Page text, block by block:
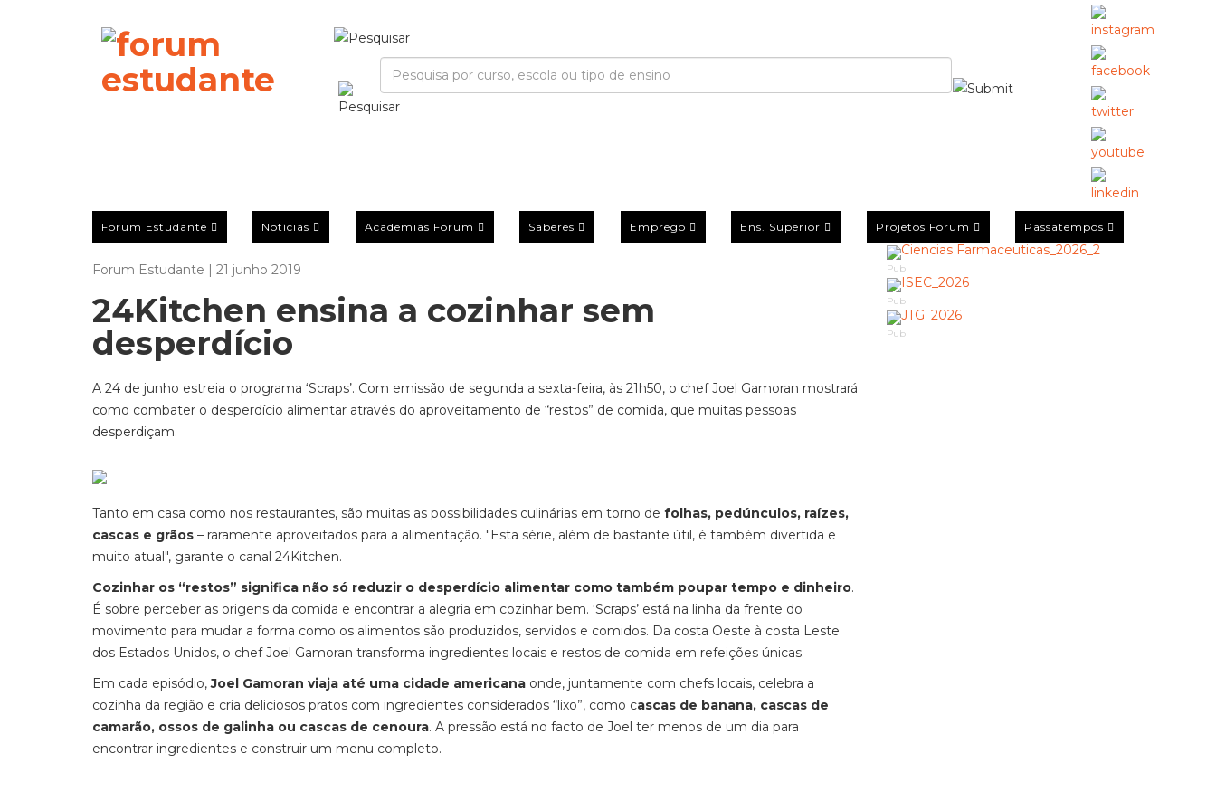
Forum Estudante Notícias Academias Forum Saberes Emprego Ens. Superior Projetos Forum Passatempos
Forum Estudante | 21 junho 2019
24Kitchen ensina a cozinhar sem
desperdício
A 24 de junho estreia o programa ‘Scraps’. Com emissão de segunda a sexta-feira, às 21h50, o chef Joel Gamoran mostrará
como combater o desperdício alimentar através do aproveitamento de “restos” de comida, que muitas pessoas
desperdiçam.
Tanto em casa como nos restaurantes, são muitas as possibilidades culinárias em torno de folhas, pedúnculos, raízes,
cascas e grãos – raramente aproveitados para a alimentação. "Esta série, além de bastante útil, é também divertida e
muito atual", garante o canal 24Kitchen.
Cozinhar os “restos” significa não só reduzir o desperdício alimentar como também poupar tempo e dinheiro.
É sobre perceber as origens da comida e encontrar a alegria em cozinhar bem. ‘Scraps’ está na linha da frente do
movimento para mudar a forma como os alimentos são produzidos, servidos e comidos. Da costa Oeste à costa Leste
dos Estados Unidos, o chef Joel Gamoran transforma ingredientes locais e restos de comida em refeições únicas.
Em cada episódio,Joel Gamoran viaja até uma cidade americana onde, juntamente com chefs locais, celebra a
cozinha da região e cria deliciosos pratos com ingredientes considerados “lixo”, como cascas de banana, cascas de
camarão, ossos de galinha ou cascas de cenoura. A pressão está no facto de Joel ter menos de um dia para
encontrar ingredientes e construir um menu completo.
Pub
Pub
Pub